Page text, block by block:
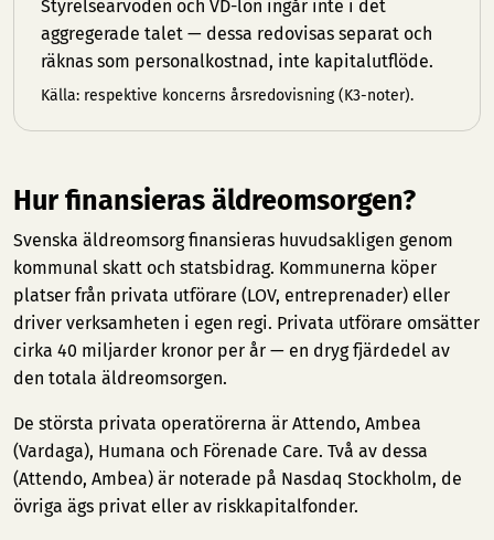
Styrelsearvoden och VD-lön ingår inte i det
aggregerade talet — dessa redovisas separat och
räknas som personalkostnad, inte kapitalutflöde.
Källa: respektive koncerns årsredovisning (K3-noter).
Hur finansieras äldreomsorgen?
Svenska äldreomsorg finansieras huvudsakligen genom
kommunal skatt och statsbidrag. Kommunerna köper
platser från privata utförare (LOV, entreprenader) eller
driver verksamheten i egen regi. Privata utförare omsätter
cirka 40 miljarder kronor per år — en dryg fjärdedel av
den totala äldreomsorgen.
De största privata operatörerna är Attendo, Ambea
(Vardaga), Humana och Förenade Care. Två av dessa
(Attendo, Ambea) är noterade på Nasdaq Stockholm, de
övriga ägs privat eller av riskkapitalfonder.